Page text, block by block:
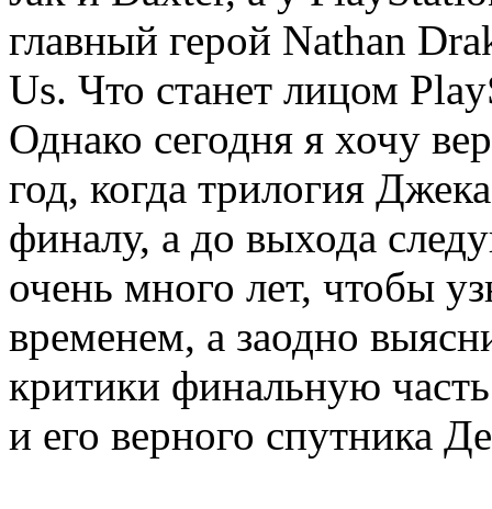
главный герой Nathan
Us. Что станет лицом
Однако сегодня я хочу
год, когда трилогия
финалу, а до выхода
очень много лет, чтобы
временем, а заодно
критики финальную
и его верного спутника